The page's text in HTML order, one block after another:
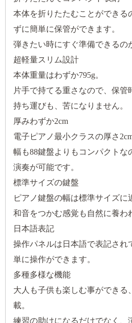
本体を折りたたむことができる
ずに簡単に保管ができます。
弾きたい時にすぐ準備できるの
超軽量スリム設計
本体重量はわずか795g。
片手で持てる重さなので、保管
持ち運びも、苦になりません。
厚みわずか2cm
電子ピアノ最小クラスの厚さ2cm
幅も88鍵盤よりもコンパクトな
演奏が可能です。
標準サイズの鍵盤
ピアノ鍵盤の幅は標準サイズに
和音をつかむ感覚も自然に養わ
日本語表記
操作パネルは日本語で表記され
単に操作ができます。
多種多様な機能
大人も子供も楽しむ事ができる
載。
練習の助けになるだけでなく、